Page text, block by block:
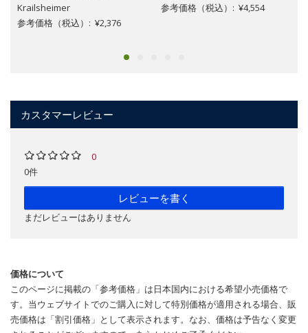
Krailsheimer
参考価格（税込）: ¥2,376
参考価格（税込）: ¥4,554
カスタマーレビュー
0
0件
レビューを書く
まだレビューはありません
価格について
このページに掲載の「参考価格」は日本国内における希望小売価格で
す。当ウェブサイトでのご購入に対して特別価格が適用される場合、販
売価格は「割引価格」として表示されます。なお、価格は予告なく変更